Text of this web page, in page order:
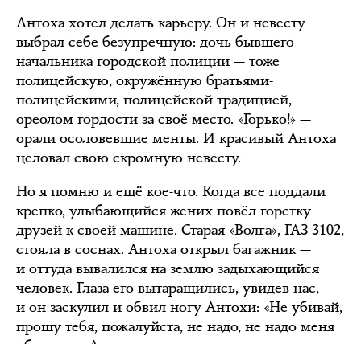
Антоха хотел делать карьеру. Он и невесту
выбрал себе безупречную: дочь бывшего
начальника городской полиции — тоже
полицейскую, окружённую братьями-
полицейскими, полицейской традицией,
ореолом гордости за своё место. «Горько!» —
орали осоловевшие менты. И красивый Антоха
целовал свою скромную невесту.
Но я помню и ещё кое-что. Когда все поддали
крепко, улыбающийся жених повёл горстку
друзей к своей машине. Старая «Волга», ГАЗ-3102,
стояла в соснах. Антоха открыл багажник —
и оттуда вывалился на землю задыхающийся
человек. Глаза его вытаращились, увидев нас,
и он заскулил и обвил ногу Антохи: «Не убивай,
прошу тебя, пожалуйста, не надо, не надо меня